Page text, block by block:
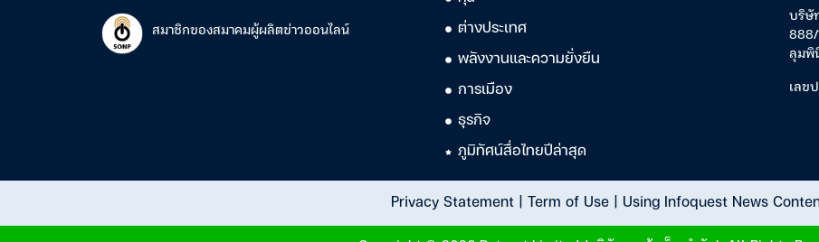
สมาชิกของสมาคมผู้ผลิตข่าวออนไลน์
ต่างประเทศ
พลังงานและความยั่งยืน
การเมือง
ธุรกิจ
ภูมิทัศน์สื่อไทยปีล่าสุด
บริษั
ลุมพิ
เลข
Privacy Statement| Term of Use| Using Infoquest News